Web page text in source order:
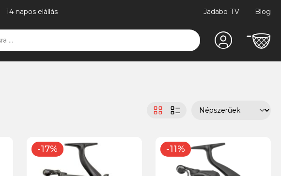
14 napos elállás Jadabo TV Blog
-17% -11%